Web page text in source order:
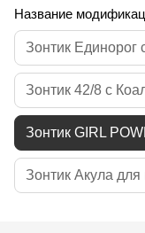
Название
Зонтик Единорог
Зонтик 42/8 с
Зонтик GIRL
Зонтик Акула